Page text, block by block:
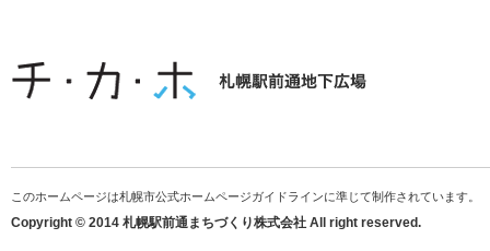
このホームページは札幌市公式ホームページガイドラインに準じて制作されています。
Copyright © 2014 札幌駅前通まちづくり株式会社 All right reserved.